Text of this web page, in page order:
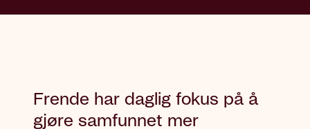
Frende har daglig fokus på å
gjøre samfunnet mer